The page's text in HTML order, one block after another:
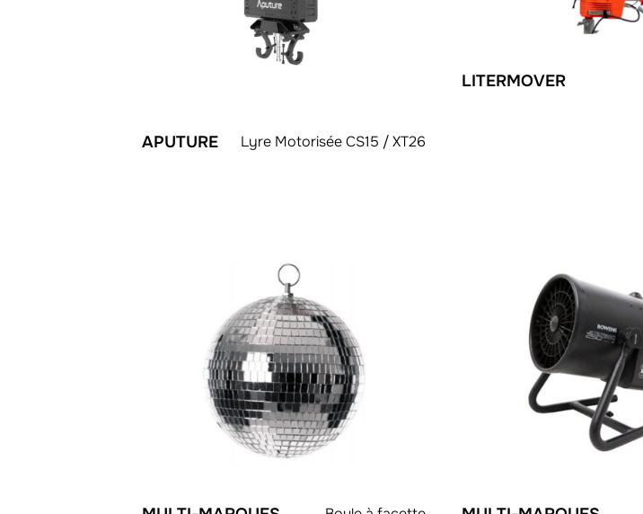
APUTURE Lyre Motorisée CS15 / XT26
LITERMOVER